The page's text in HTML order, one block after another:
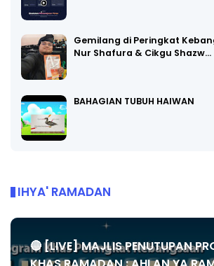
Gemilang di Peringkat
Nur Shafura & Cikgu Shazw…
BAHAGIAN TUBUH HAIWAN
IHYA' RAMADAN
🔴 [LIVE] MAJLIS PENUTUPAN